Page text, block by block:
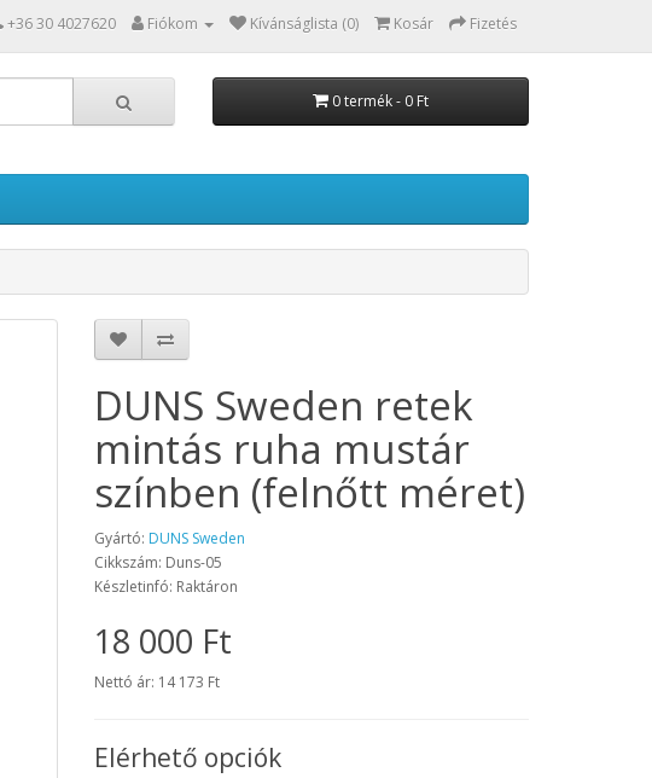
+36 30 4027620 Fiókom Kívánságlista (0) Kosár Fizetés
0 termék - 0 Ft
DUNS Sweden retek
mintás ruha mustár
színben (felnőtt méret)
Gyártó: DUNS Sweden
Cikkszám: Duns-05
Készletinfó: Raktáron
18 000 Ft
Nettó ár: 14 173 Ft
Elérhető opciók